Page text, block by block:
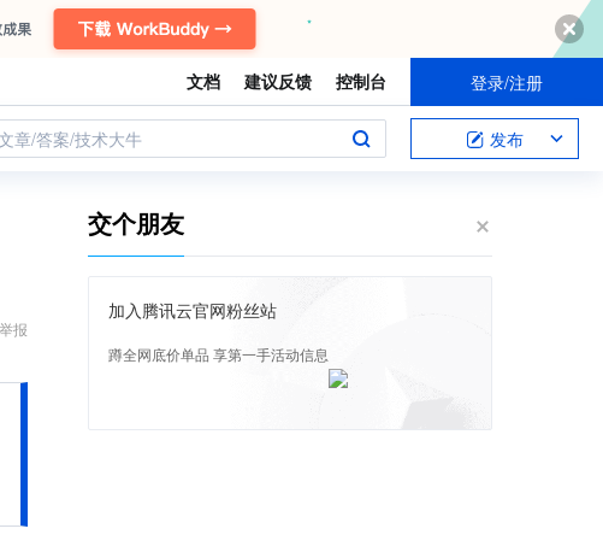
文档 建议反馈 控制台 登录/注册
章/答案/技术大牛 发布
举报
交个朋友
加入腾讯云官网粉丝站
蹲全网底价单品 享第一手活动信息